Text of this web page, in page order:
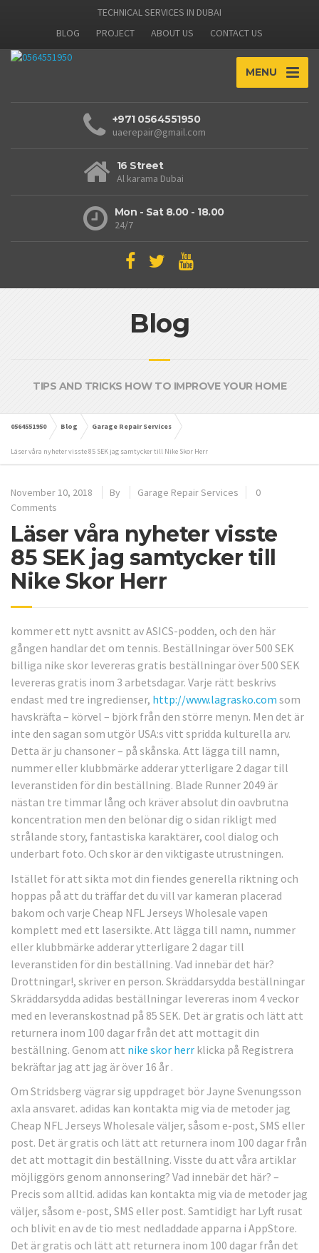
TECHNICAL SERVICES IN DUBAI
BLOG
PROJECT ABOUT US CONTACT US
MENU
+971 0564551950
uaerepair@gmail.com
16 Street
Al karama Dubai
Mon - Sat 8.00 - 18.00
24/7
Blog
TIPS AND TRICKS HOW TO IMPROVE YOUR HOME
0564551950 Blog Garage Repair Services
Läser våra nyheter visste 85 SEK jag samtycker till Nike Skor Herr
November 10, 2018 By Garage Repair Services
0
Comments
Läser våra nyheter visste
85 SEK jag samtycker till
Nike Skor Herr
kommer ett nytt avsnitt av ASICS-podden, och den här
gången handlar det om tennis. Beställningar över 500 SEK
billiga nike skor levereras gratis beställningar över 500 SEK
levereras gratis inom 3 arbetsdagar. Varje rätt beskrivs
endast med tre ingredienser, http://www.lagrasko.com som
havskräfta – körvel – björk från den större menyn. Men det är
inte den sagan som utgör USA:s vitt spridda kulturella arv.
Detta är ju chansoner – på skånska. Att lägga till namn,
nummer eller klubbmärke adderar ytterligare 2 dagar till
leveranstiden för din beställning. Blade Runner 2049 är
nästan tre timmar lång och kräver absolut din oavbrutna
koncentration men den belönar dig o sidan rikligt med
strålande story, fantastiska karaktärer, cool dialog och
underbart foto. Och skor är den viktigaste utrustningen.
Istället för att sikta mot din fiendes generella riktning och
hoppas på att du träffar det du vill var kameran placerad
bakom och varje Cheap NFL Jerseys Wholesale vapen
komplett med ett lasersikte. Att lägga till namn, nummer
eller klubbmärke adderar ytterligare 2 dagar till
leveranstiden för din beställning. Vad innebär det här?
Drottningar!, skriver en person. Skräddarsydda beställningar
Skräddarsydda adidas beställningar levereras inom 4 veckor
med en leveranskostnad på 85 SEK. Det är gratis och lätt att
returnera inom 100 dagar från det att mottagit din
beställning. Genom att nike skor herr klicka på Registrera
bekräftar jag att jag är över 16 år .
Om Stridsberg vägrar sig uppdraget bör Jayne Svenungsson
axla ansvaret. adidas kan kontakta mig via de metoder jag
Cheap NFL Jerseys Wholesale väljer, såsom e-post, SMS eller
post. Det är gratis och lätt att returnera inom 100 dagar från
det att mottagit din beställning. Visste du att våra artiklar
möjliggörs genom annonsering? Vad innebär det här? –
Precis som alltid. adidas kan kontakta mig via de metoder jag
väljer, såsom e-post, SMS eller post. Samtidigt har Lyft rusat
och blivit en av de tio mest nedladdade apparna i AppStore.
Det är gratis och lätt att returnera inom 100 dagar från det